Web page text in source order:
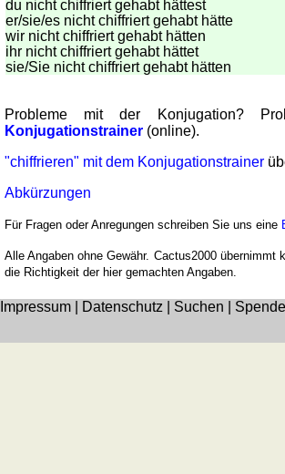
du nicht chiffriert gehabt hättest
er/sie/es nicht chiffriert gehabt hätte
wir nicht chiffriert gehabt hätten
ihr nicht chiffriert gehabt hättet
sie/Sie nicht chiffriert gehabt hätten
Probleme mit der Konjugation?
Konjugationstrainer (online).
"chiffrieren" mit dem Konjugationstrainer
Abkürzungen
Für Fragen oder Anregungen schreiben Sie uns eine
Alle Angaben ohne Gewähr. Cactus2000 übernimmt
die Richtigkeit der hier gemachten Angaben.
Impressum Datenschutz Suchen